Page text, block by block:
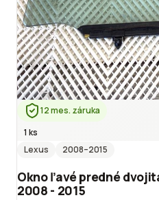
12 mes. záruka
1 ks
Lexus
2008–2015
Okno ľavé predné
2008 - 2015